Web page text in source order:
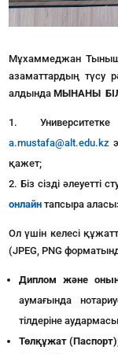
Мұхаммеджан
азаматтардың түсу
алдындаМЫНАНЫ
a.mustafa@alt.edu.kz
қажет;
Біз сізді әлеуетті
онлайн тапсыра
Ол үшін келесі
(JPEG, PNG
Диплом және
аумағында
тілдеріне
Төлқұжат (Паспорт)